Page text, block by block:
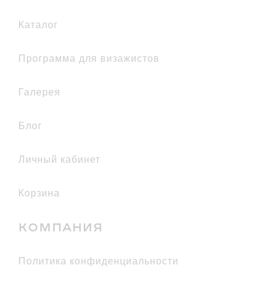
каталог
Программа для визажистов
галерея
Блог
Личный кабинет
Корзина
КОМПАНИЯ
политика конфиденциальности